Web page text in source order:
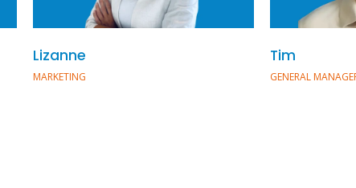
Lizanne
MARKETING
Tim
GENERAL